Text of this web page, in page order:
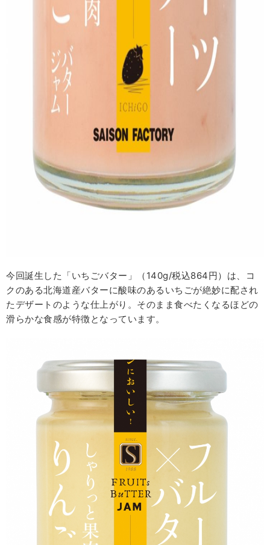
今回誕生した「いちごバター」（140g/税込864円）は、コ
クのある北海道産バターに酸味のあるいちごが絶妙に配され
たデザートのような仕上がり。そのまま食べたくなるほどの
滑らかな食感が特徴となっています。